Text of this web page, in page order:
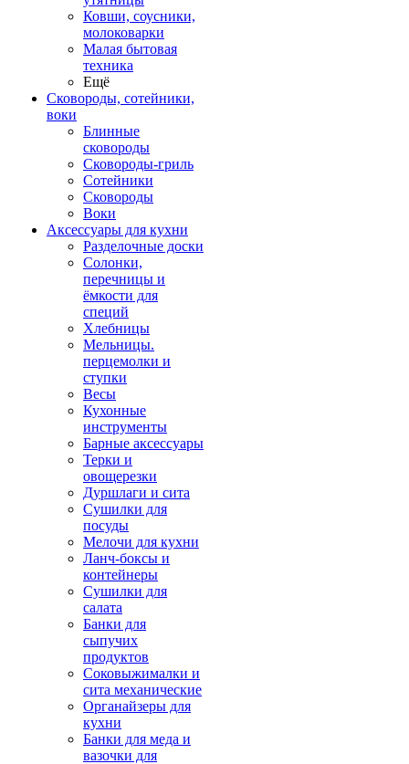
Ковши, соусники,
молоковарки
Малая бытовая
техника
Ещё
Сковороды, сотейники,
воки
Блинные
сковороды
Сковороды-гриль
Сотейники
Сковороды
Воки
Аксессуары для кухни
Разделочные доски
Солонки,
перечницы и
ёмкости для
специй
Хлебницы
Мельницы.
перцемолки и
ступки
Весы
Кухонные
инструменты
Барные аксессуары
Терки и
овощерезки
Дуршлаги и сита
Сушилки для
посуды
Мелочи для кухни
Ланч-боксы и
контейнеры
Сушилки для
салата
Банки для
сыпучих
продуктов
Соковыжималки и
сита механические
Органайзеры для
кухни
Банки для меда и
вазочки для